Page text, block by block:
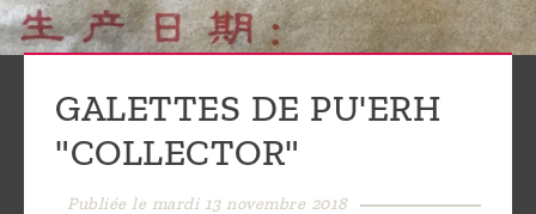
le blog
sommes-
nous ?
Découvrir
GALETTES DE PU'ERH
"COLLECTOR"
Publiée le mardi 13 novembre 2018